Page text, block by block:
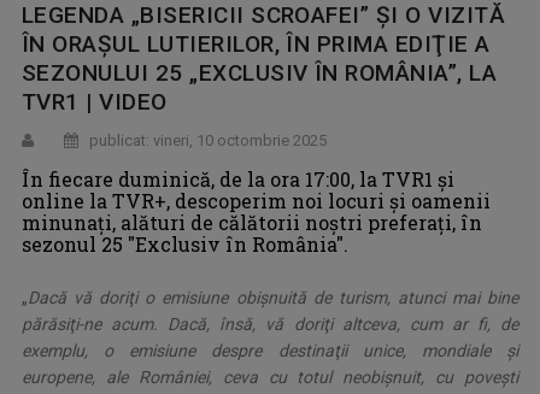
LEGENDA „BISERICII SCROAFEI” ŞI O VIZITĂ
ÎN ORAŞUL LUTIERILOR, ÎN PRIMA EDIŢIE A
SEZONULUI 25 „EXCLUSIV ÎN ROMÂNIA”, LA
TVR1 | VIDEO
publicat: vineri, 10 octombrie 2025
În fiecare duminică, de la ora 17:00, la TVR1 și
online la TVR+, descoperim noi locuri şi oamenii
minunaţi, alături de călătorii noştri preferaţi, în
sezonul 25 "Exclusiv în România".
„Dacă vă doriţi o emisiune obişnuită de turism, atunci mai bine
părăsiţi-ne acum. Dacă, însă, vă doriţi altceva, cum ar fi, de
exemplu, o emisiune despre destinaţii unice, mondiale şi
europene, ale României, ceva cu totul neobişnuit, cu poveşti